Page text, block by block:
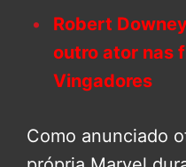
Robert
outro ator nas
Vingadores
Como anunciado